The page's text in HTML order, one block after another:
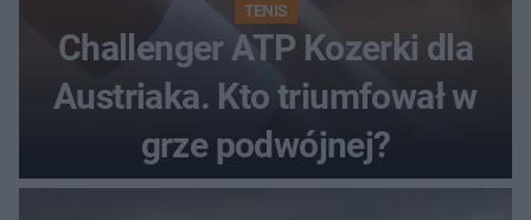
TENIS
Challenger ATP Kozerki dla
Austriaka. Kto triumfował w
grze podwójnej?